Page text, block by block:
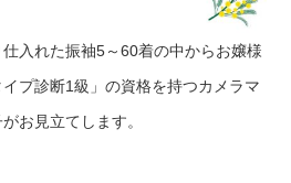
入れた振袖5～60着の中からお嬢様
プ診断1級」の資格を持つカメラマ
お見立てします。